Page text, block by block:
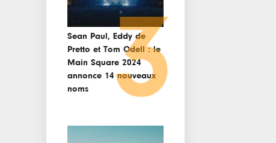
Sean Paul, Eddy de
Pretto et Tom Odell : le
Main Square 2024
annonce 14 nouveaux
noms
3